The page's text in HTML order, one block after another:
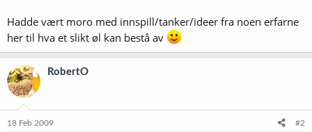
Hadde vært moro med innspill/tanker/ideer fra noen erfarne
her til hva et slikt øl kan bestå av
RobertO
18 Feb 2009 #2